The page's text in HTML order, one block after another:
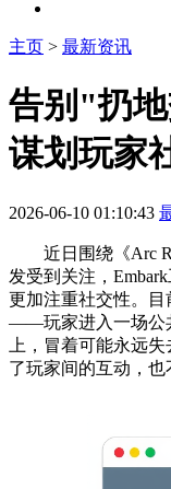
主页 > 最新资讯
告别"扔
谋划玩家
2026-06-10 01:10:43
近日围绕《Arc
发受到关注，
更加注重社交性。
——玩家进入一场公
上，冒着可能永远
了玩家间的互动，也